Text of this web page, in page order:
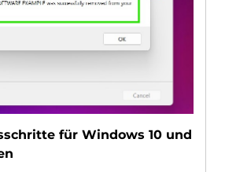
für Windows 10 und